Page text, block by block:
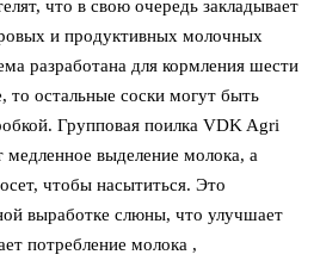
что в свою очередь закладывает
и продуктивных молочных
разработана для кормления шести
то остальные соски могут быть
Групповая поилка VDK Agri
медленное выделение молока, а
чтобы насытиться. Это
выработке слюны, что улучшает
потребление молока ,